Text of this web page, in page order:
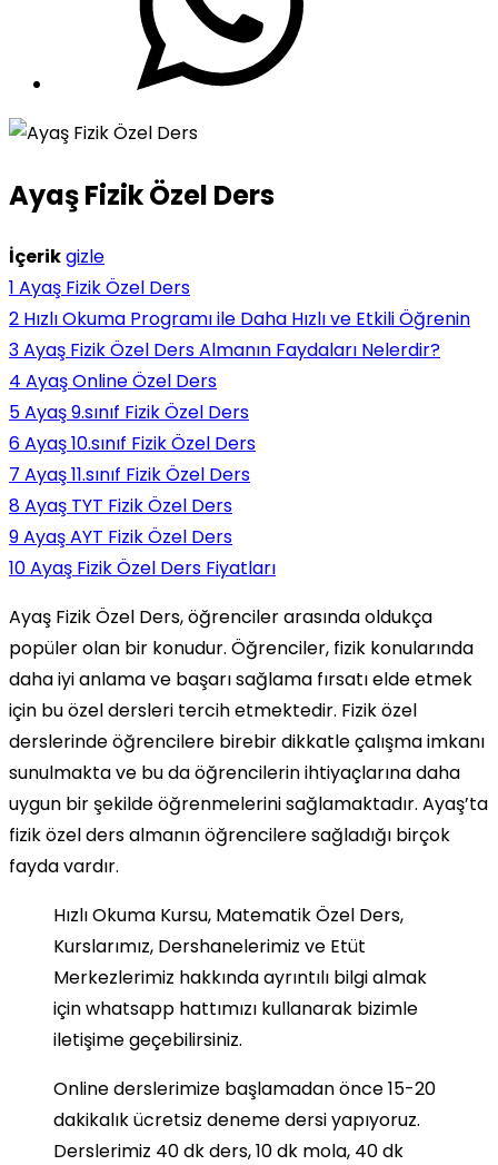
Ayaş Fizik Özel Ders
İçerikgizle
1 Ayaş Fizik Özel Ders
2 Hızlı Okuma Programı ile Daha Hızlı ve Etkili Öğrenin
3Ayaş Fizik Özel Ders Almanın Faydaları Nelerdir?
4 Ayaş Online Özel Ders
5Ayaş 9.sınıf Fizik Özel Ders
6Ayaş 10.sınıf Fizik Özel Ders
7 Ayaş 11.sınıf Fizik Özel Ders
8Ayaş TYT Fizik Özel Ders
9Ayaş AYT Fizik Özel Ders
10Ayaş Fizik Özel Ders Fiyatları
Ayaş Fizik Özel Ders, öğrenciler arasında oldukça
popüler olan bir konudur. Öğrenciler, fizik konularında
daha iyi anlama ve başarı sağlama fırsatı elde etmek
için bu özel dersleri tercih etmektedir. Fizik özel
derslerinde öğrencilere birebir dikkatle çalışma imkanı
sunulmakta ve bu da öğrencilerin ihtiyaçlarına daha
uygun bir şekilde öğrenmelerini sağlamaktadır. Ayaş’ta
fizik özel ders almanın öğrencilere sağladığı birçok
fayda vardır.
Hızlı Okuma Kursu, Matematik Özel Ders,
Kurslarımız, Dershanelerimiz ve Etüt
Merkezlerimiz hakkında ayrıntılı bilgi almak
için whatsapp hattımızı kullanarak bizimle
iletişime geçebilirsiniz.
Online derslerimize başlamadan önce 15-20
dakikalık ücretsiz deneme dersi yapıyoruz.
Derslerimiz 40 dk ders, 10 dk mola, 40 dk